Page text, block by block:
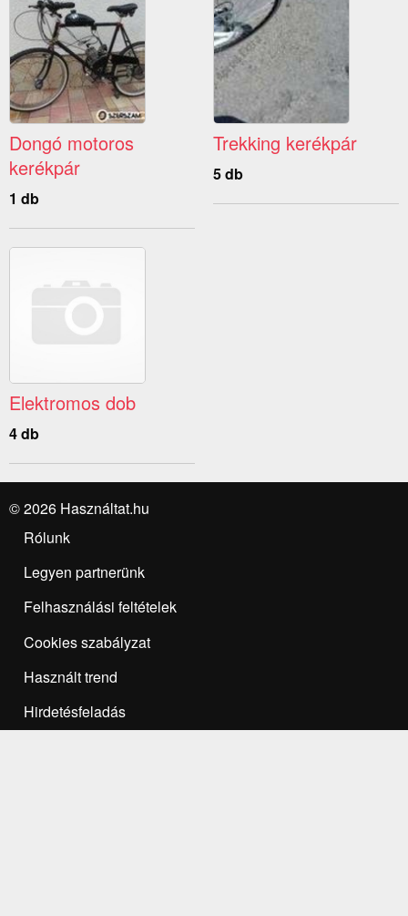
Dongó motoros
kerékpár
1 db
Trekking kerékpár
5 db
Elektromos dob
4 db
© 2026 Használtat.hu
Rólunk
Legyen partnerünk
Felhasználási feltételek
Cookies szabályzat
Használt trend
Hirdetésfeladás